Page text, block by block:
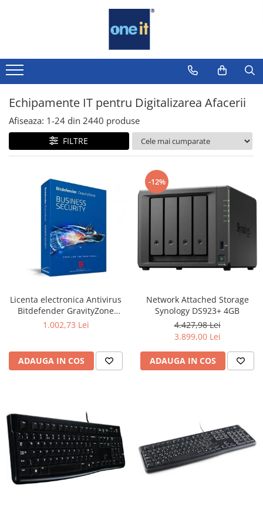
Laptop, Tablete & Telefoane
Laptop / Notebook
Notebook Consumer
Accesorii Laptop
Componente Laptop
Telefoane & accesorii
Smart Watch
Apple AirTag
Inele Smart
Ochelari Smart
Smartphone IPhone
Sisteme PC & Periferice
PC NUC
Microfoane & Casti Gaming
Mouse Gaming
Scaune Gaming
Tastaturi Gaming
Card Reader
Echipamente IT pentru Digitalizarea Afacerii
Afiseaza: 1-24 din 2440 produse
FILTRE
Licenta electronica Antivirus
Bitdefender GravityZone
Business Security, 5 useri, 2
1.002,73 Lei
ADAUGA IN COS
-12%
Network Attached Storage
Synology DS923+ 4GB
4.427,98 Lei
3.899,00 Lei
ADAUGA IN COS